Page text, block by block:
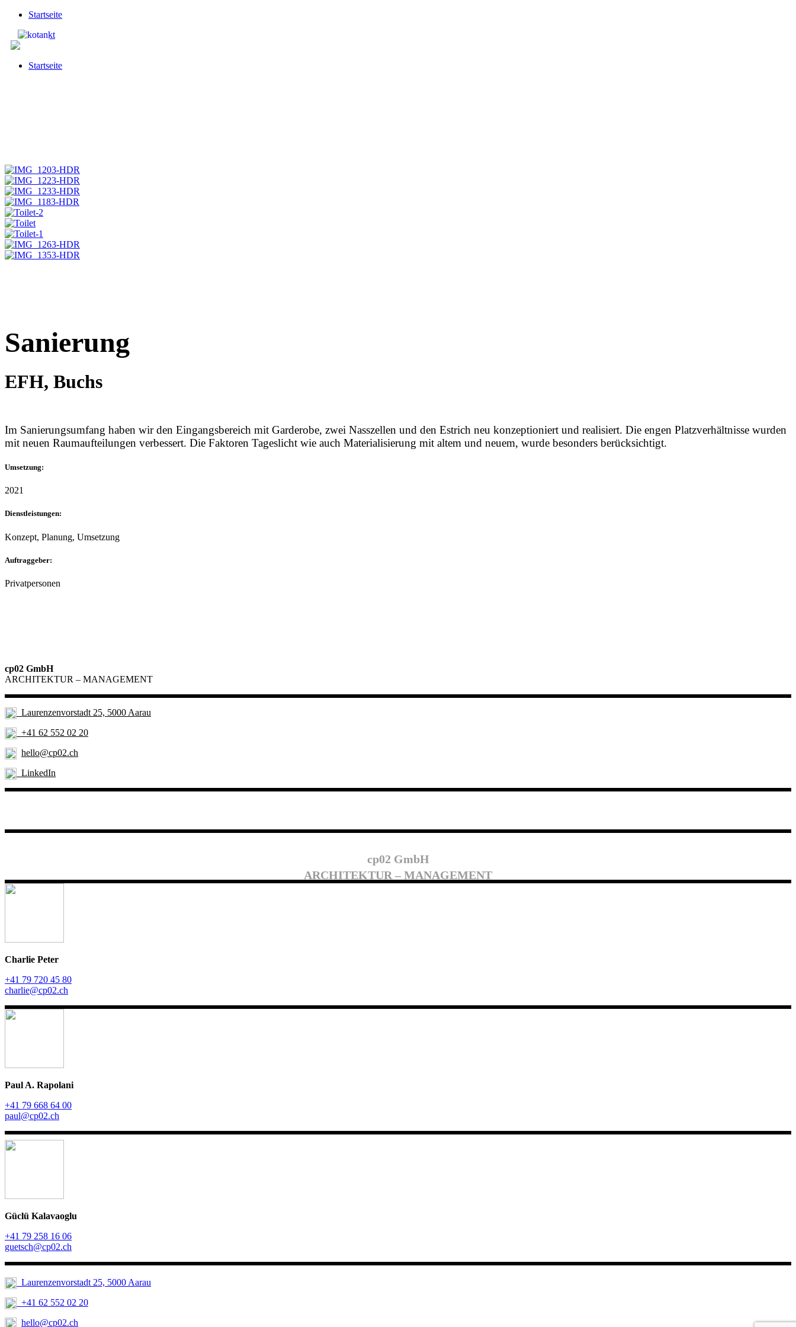
Startseite
Startseite
Sanierung
EFH, Buchs
Im Sanierungsumfang haben wir den Eingangsbereich mit Garderobe, zwei Nasszellen und den Estrich neu konzeptioniert und realisiert. Die engen Platzverhältnisse wurden
mit neuen Raumaufteilungen verbessert. Die Faktoren Tageslicht wie auch Materialisierung mit altem und neuem, wurde besonders berücksichtigt.
Umsetzung:
2021
Dienstleistungen:
Konzept, Planung, Umsetzung
Auftraggeber:
Privatpersonen
cp02 GmbH
ARCHITEKTUR – MANAGEMENT
Laurenzenvorstadt 25, 5000 Aarau
+41 62 552 02 20
hello@cp02.ch
LinkedIn
cp02 GmbH
ARCHITEKTUR – MANAGEMENT
Charlie Peter
+41 79 720 45 80
charlie@cp02.ch
Paul A. Rapolani
+41 79 668 64 00
paul@cp02.ch
Güclü Kalavaoglu
+41 79 258 16 06
guetsch@cp02.ch
Laurenzenvorstadt 25, 5000 Aarau
+41 62 552 02 20
hello@cp02.ch